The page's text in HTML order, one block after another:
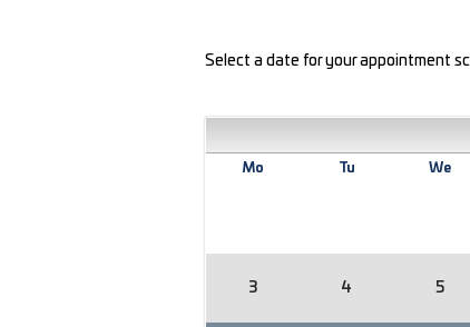
Select a date for your appointment
Mo Tu We
3 4 5